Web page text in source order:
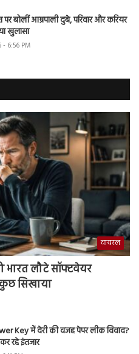
बोलीं आम्रपाली दुबे, परिवार और करियर
खुलासा
- 6:56 PM
वायरल
भारत लौटे सॉफ्टवेयर
सिखाया
Key में देरी की वजह पेपर लीक विवाद?
रहे इंतजार